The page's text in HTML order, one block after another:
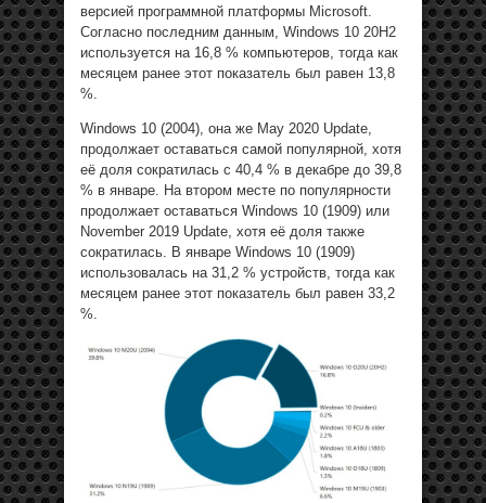
версией программной платформы Microsoft.
Согласно последним данным, Windows 10 20H2
используется на 16,8 % компьютеров, тогда как
месяцем ранее этот показатель был равен 13,8
%.
Windows 10 (2004), она же May 2020 Update
продолжает оставаться самой популярной, хотя
её доля сократилась с 40,4 % в декабре до 39,8
% в январе. На втором месте по популярности
продолжает оставаться Windows 10 (1909) или
November 2019 Update, хотя её доля также
сократилась. В январе Windows 10 (1909)
использовалась на 31,2 % устройств, тогда как
месяцем ранее этот показатель был равен 33,2
%.